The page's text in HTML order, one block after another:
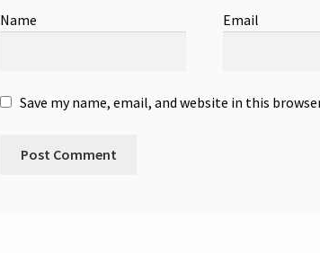
Name Email
Save my name, email, and website in this